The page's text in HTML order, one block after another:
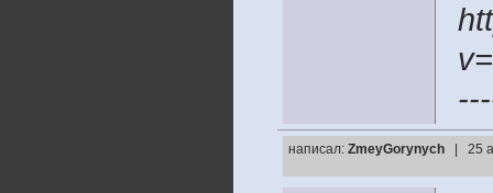
написал: ZmeyGorynych | 25